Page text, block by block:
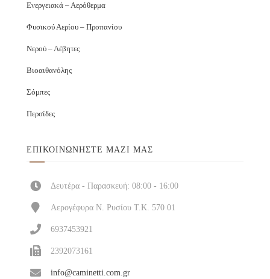
Ενεργειακά – Αερόθερμα
Φυσικού Αερίου – Προπανίου
Νερού – Λέβητες
Βιοαιθανόλης
Σόμπες
Περσίδες
ΕΠΙΚΟΙΝΩΝΉΣΤΕ ΜΑΖΊ ΜΑΣ
Δευτέρα - Παρασκευή: 08:00 - 16:00
Αερογέφυρα Ν. Ρυσίου Τ.Κ. 570 01
6937453921
2392073161
info@caminetti.com.gr